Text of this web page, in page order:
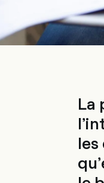
La
les